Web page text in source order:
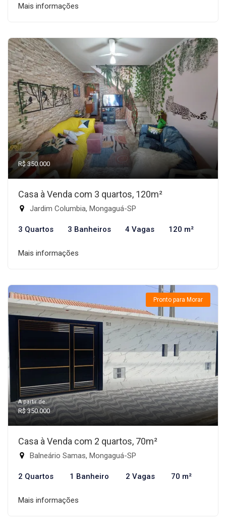
Mais informações
R$ 350.000
Casa à Venda com 3 quartos, 120m²
Jardim Columbia, Mongaguá-SP
3 Quartos 3 Banheiros 4 Vagas 120 m²
Mais informações
Pronto para Morar
A partir de:
R$ 350.000
Casa à Venda com 2 quartos, 70m²
Balneário Samas, Mongaguá-SP
2 Quartos 1 Banheiro 2 Vagas 70 m²
Mais informações